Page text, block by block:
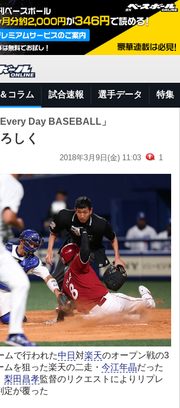
コラム 試合速報 選手データ 特集
Day BASEBALL」
しく
2018年3月9日(金) 11:03 1
ムで行われた中日対楽天のオープン戦の3
を狙った楽天の二走・ 今江年晶だった
梨田昌孝監督のリクエストによりリプレ
定が覆った